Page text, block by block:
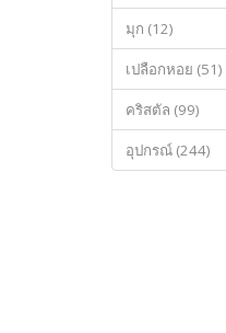
มุก (12)
เปลือกหอย (51)
คริสตัล (99)
อุปกรณ์ (244)